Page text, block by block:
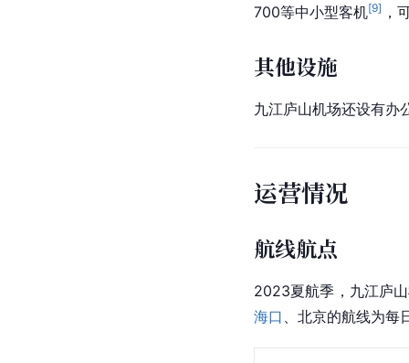
700等中小型客机[9] ，
其他设施
九江庐山机场还设有办
运营情况
航线航点
2023夏航季，九江庐
海口
北京的航线为每